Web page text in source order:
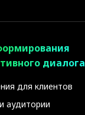
диалога
для клиентов
аудитории